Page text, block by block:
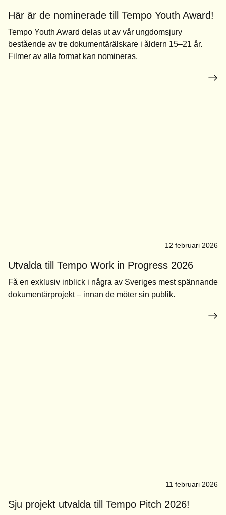
Här är de nominerade till Tempo Youth Award!
Tempo Youth Award delas ut av vår ungdomsjury
bestående av tre dokumentärälskare i åldern 15–21 år.
Filmer av alla format kan nomineras.
12 februari 2026
Utvalda till Tempo Work in Progress 2026
Få en exklusiv inblick i några av Sveriges mest spännande
dokumentärprojekt – innan de möter sin publik.
11 februari 2026
Sju projekt utvalda till Tempo Pitch 2026!